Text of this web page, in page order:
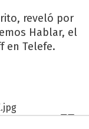
reveló por
Hablar, el
en Telefe.